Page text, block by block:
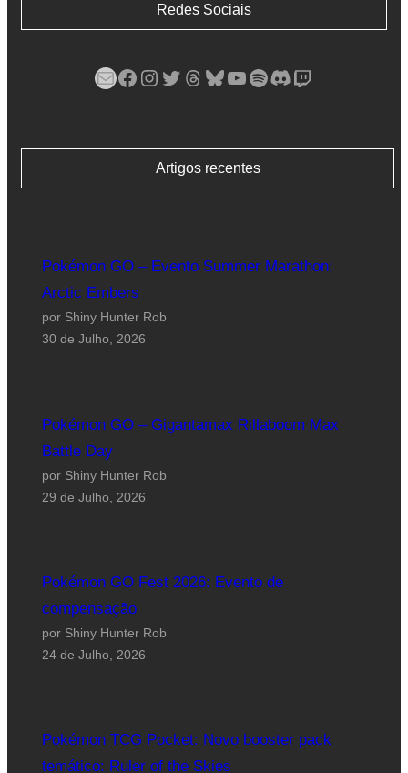
Redes Sociais
Mail Facebook Instagram Twitter Threads Bluesky YouTube Spotify Discord Twitch
Artigos recentes
Pokémon GO – Evento Summer Marathon:
Arctic Embers
por Shiny Hunter Rob
30 de Julho, 2026
Pokémon GO – Gigantamax Rillaboom Max
Battle Day
por Shiny Hunter Rob
29 de Julho, 2026
Pokémon GO Fest 2026: Evento de
compensação
por Shiny Hunter Rob
24 de Julho, 2026
Pokémon TCG Pocket: Novo booster pack
temático: Ruler of the Skies